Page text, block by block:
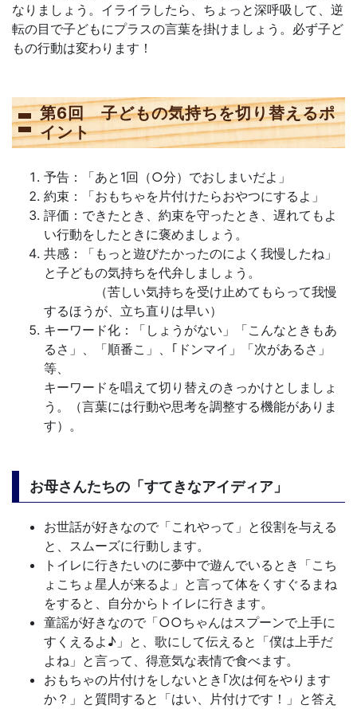
なりましょう。イライラしたら、ちょっと深呼吸して、逆
転の目で子どもにプラスの言葉を掛けましょう。必ず子ど
もの行動は変わります！
第6回 子どもの気持ちを切り替えるポ
イント
予告：「あと1回（○分）でおしまいだよ」
約束：「おもちゃを片付けたらおやつにするよ」
評価：できたとき、約束を守ったとき、遅れてもよ
い行動をしたときに褒めましょう。
共感：「もっと遊びたかったのによく我慢したね」
と子どもの気持ちを代弁しましょう。
（苦しい気持ちを受け止めてもらって我慢
するほうが、立ち直りは早い）
キーワード化：「しょうがない」「こんなときもあ
るさ」、「順番こ」、｢ドンマイ」「次があるさ」
等、
キーワードを唱えて切り替えのきっかけとしましょ
う。（言葉には行動や思考を調整する機能がありま
す）。
お母さんたちの「すてきなアイディア」
お世話が好きなので「これやって」と役割を与える
と、スムーズに行動します。
トイレに行きたいのに夢中で遊んでいるとき「こち
ょこちょ星人が来るよ」と言って体をくすぐるまね
をすると、自分からトイレに行きます。
童謡が好きなので「○○ちゃんはスプーンで上手に
すくえるよ♪」と、歌にして伝えると「僕は上手だ
よね」と言って、得意気な表情で食べます。
おもちゃの片付けをしないとき｢次は何をやります
か？」と質問すると「はい、片付けです！」と答え